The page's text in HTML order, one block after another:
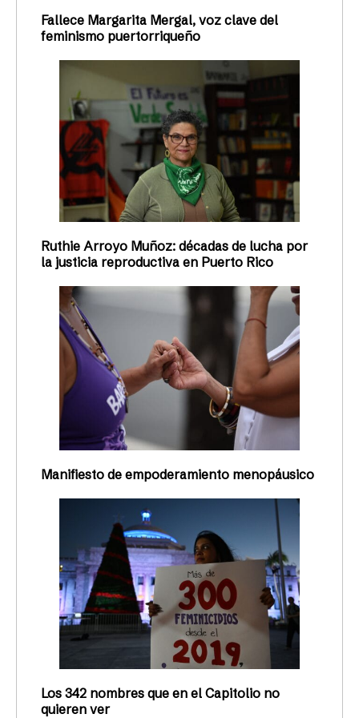
Fallece Margarita Mergal, voz clave del
feminismo puertorriqueño
Ruthie Arroyo Muñoz: décadas de lucha por
la justicia reproductiva en Puerto Rico
Manifiesto de empoderamiento menopáusico
Los 342 nombres que en el Capitolio no
quieren ver